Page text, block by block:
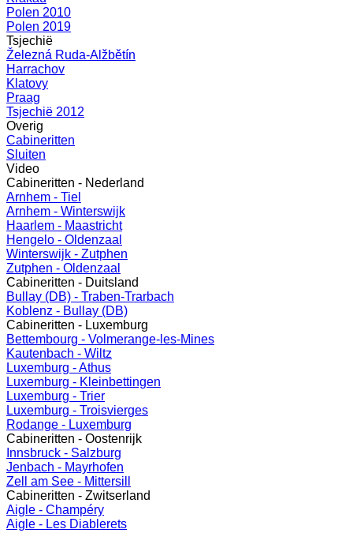
Polen 2010
Polen 2019
Tsjechië
Železná Ruda-Alžbětín
Harrachov
Klatovy
Praag
Tsjechië 2012
Overig
Cabineritten
Sluiten
Video
Cabineritten - Nederland
Arnhem - Tiel
Arnhem - Winterswijk
Haarlem - Maastricht
Hengelo - Oldenzaal
Winterswijk - Zutphen
Zutphen - Oldenzaal
Cabineritten - Duitsland
Bullay (DB) - Traben-Trarbach
Koblenz - Bullay (DB)
Cabineritten - Luxemburg
Bettembourg - Volmerange-les-Mines
Kautenbach - Wiltz
Luxemburg - Athus
Luxemburg - Kleinbettingen
Luxemburg - Trier
Luxemburg - Troisvierges
Rodange - Luxemburg
Cabineritten - Oostenrijk
Innsbruck - Salzburg
Jenbach - Mayrhofen
Zell am See - Mittersill
Cabineritten - Zwitserland
Aigle - Champéry
Aigle - Les Diablerets